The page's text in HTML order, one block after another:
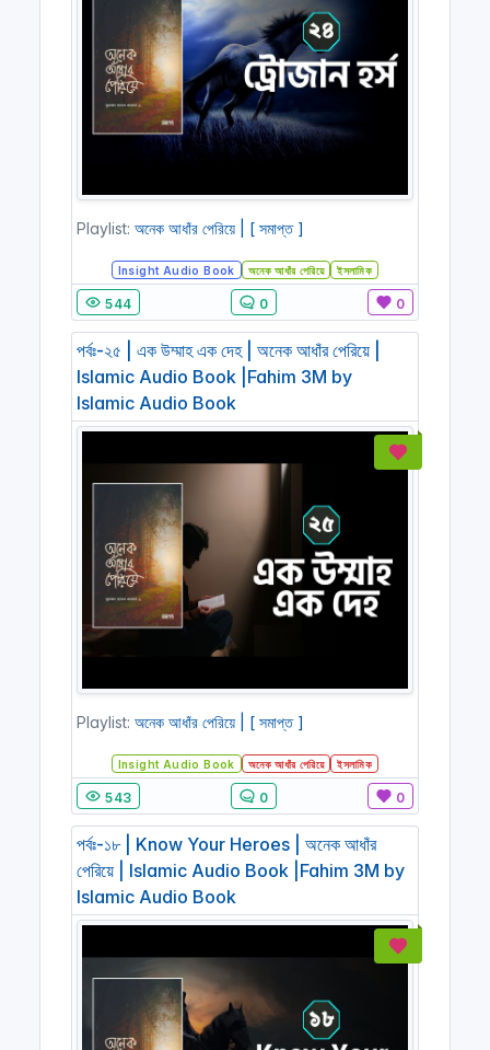
Playlist: অনেক আধাঁর পেরিয়ে | [ সমাপ্ত ]
Insight Audio Book অনেক আধাঁর পেরিয়ে ইসলামিক
544 0 0
পর্বঃ-২৫ | এক উম্মাহ এক দেহ | অনেক আধাঁর পেরিয়ে |
Islamic Audio Book |Fahim 3M by
Islamic Audio Book
Playlist: অনেক আধাঁর পেরিয়ে | [ সমাপ্ত ]
Insight Audio Book অনেক আধাঁর পেরিয়ে ইসলামিক
543 0 0
পর্বঃ-১৮ | Know Your Heroes | অনেক আধাঁর
পেরিয়ে | Islamic Audio Book |Fahim 3M by
Islamic Audio Book